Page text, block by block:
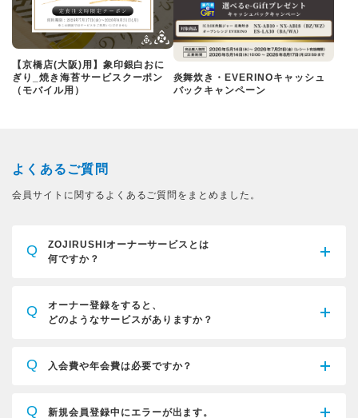
【京橋店(大阪)用】象印銀白おに
ぎり_焼き海苔サービスクーポン
（モバイル用）
炎舞炊き・EVERINOキャッシュ
バックキャンペーン
よくあるご質問
会員サイトに関するよくあるご質問をまとめました。
Q
ZOJIRUSHIオーナーサービスとは
何ですか？
Q
オーナー登録をすると、
どのようなサービスがありますか？
Q 入会費や年会費は必要ですか？
Q 新規会員登録中にエラーが出ます。